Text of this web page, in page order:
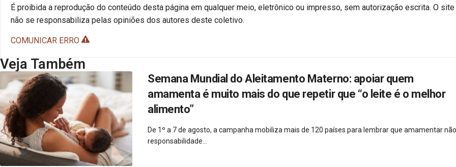
É proibida a reprodução do conteúdo desta página em qualquer meio, eletrônico ou impresso, sem autorização escrita. O site
não se responsabiliza pelas opiniões dos autores deste coletivo.
COMUNICAR ERRO
Veja Também
Semana Mundial do Aleitamento Materno: apoiar quem
amamenta é muito mais do que repetir que “o leite é o melhor
alimento”
De 1º a 7 de agosto, a campanha mobiliza mais de 120 países para lembrar que amamentar
responsabilidade...